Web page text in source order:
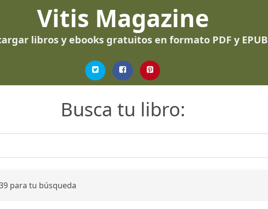
Vitis Magazine
libros y ebooks gratuitos en formato PDF y EPUB
Busca tu libro:
para tu búsqueda